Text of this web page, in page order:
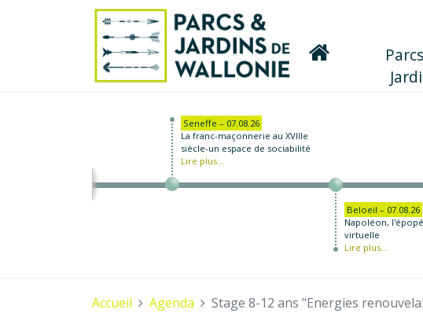
Seneffe – 07.08.26
La franc-maçonnerie au XVIIIe
siècle-un espace de sociabilité
Lire plus...
Beloeil – 07.08.26
Napoléon,
virtuelle
Lire plus...
Accueil Agenda Stage 8-12 ans "Energies